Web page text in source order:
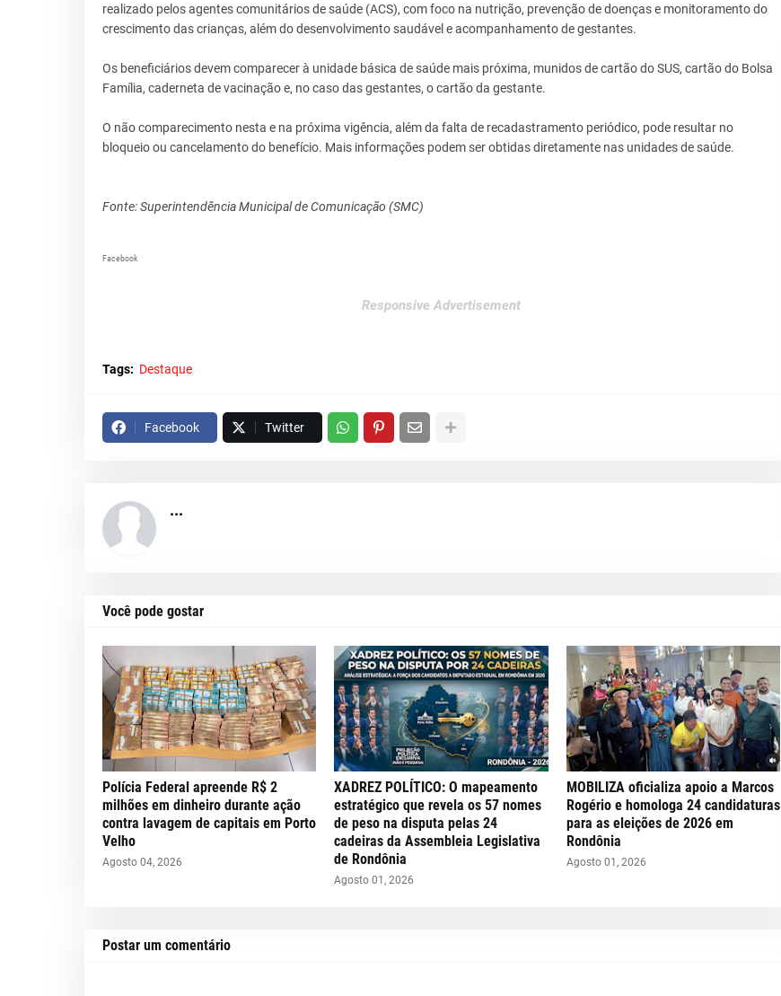
realizado pelos agentes comunitários de saúde (ACS), com foco na nutrição, prevenção de doenças e monitoramento do
crescimento das crianças, além do desenvolvimento saudável e acompanhamento de gestantes.
Os beneficiários devem comparecer à unidade básica de saúde mais próxima, munidos de cartão do SUS, cartão do Bolsa
Família, caderneta de vacinação e, no caso das gestantes, o cartão da gestante.
O não comparecimento nesta e na próxima vigência, além da falta de recadastramento periódico, pode resultar no
bloqueio ou cancelamento do benefício. Mais informações podem ser obtidas diretamente nas unidades de saúde.
Fonte: Superintendência Municipal de Comunicação (SMC)
Facebook
Responsive Advertisement
Tags: Destaque
Facebook Twitter
...
Você pode gostar
Polícia Federal apreende R$ 2
milhões em dinheiro durante ação
contra lavagem de capitais em Porto
Velho
Agosto 04, 2026
XADREZ POLÍTICO: O mapeamento
estratégico que revela os 57 nomes
de peso na disputa pelas 24
cadeiras da Assembleia Legislativa
de Rondônia
Agosto 01, 2026
MOBILIZA oficializa apoio a Marcos
Rogério e homologa 24 candidaturas
para as eleições de 2026 em
Rondônia
Agosto 01, 2026
Postar um comentário